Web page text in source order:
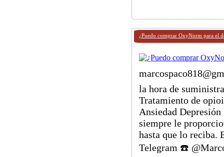
¿Puedo comprar OxyNorm para el
la hora de
Tratamiento de
Ansiedad
siempre le
hasta que lo reciba.
Telegram ☎️